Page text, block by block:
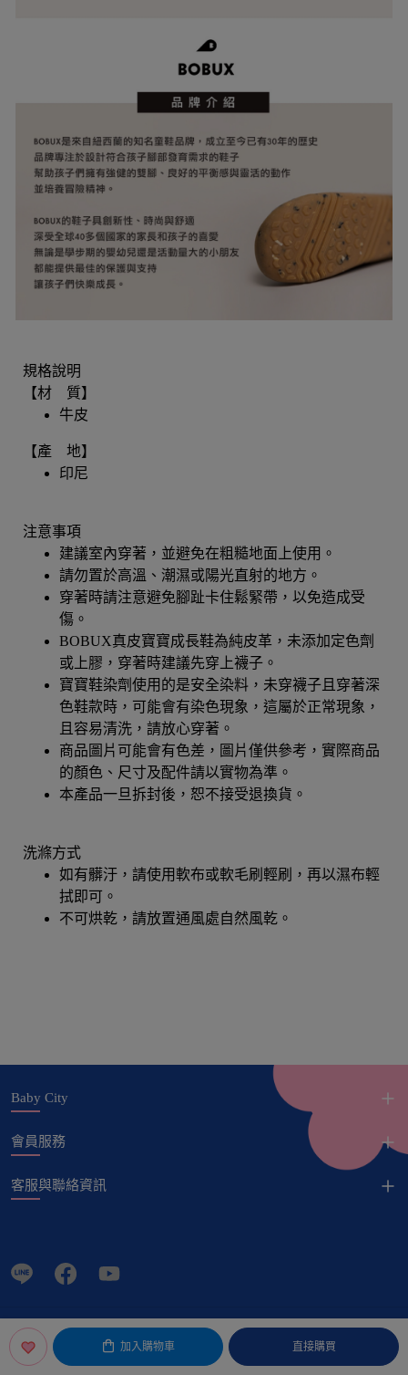
加入購物車 直接購買
規格說明
【材 質】
牛皮
【產 地】
印尼
注意事項
建議室內穿著，並避免在粗糙地面上使用。
請勿置於高溫、潮濕或陽光直射的地方。
穿著時請注意避免腳趾卡住鬆緊帶，以免造成受
傷。
BOBUX真皮寶寶成長鞋為純皮革，未添加定色劑
或上膠，穿著時建議先穿上襪子。
寶寶鞋染劑使用的是安全染料，未穿襪子且穿著深
色鞋款時，可能會有染色現象，這屬於正常現象，
且容易清洗，請放心穿著。
商品圖片可能會有色差，圖片僅供參考，實際商品
的顏色、尺寸及配件請以實物為準。
本產品一旦拆封後，恕不接受退換貨。
洗滌方式
如有髒汙，請使用軟布或軟毛刷輕刷，再以濕布輕
拭即可。
不可烘乾，請放置通風處自然風乾。
Baby City
會員服務
客服與聯絡資訊
© Copyright 娃娃城股份有限公司 All Rights Reserved.
POWERED byLiteShop